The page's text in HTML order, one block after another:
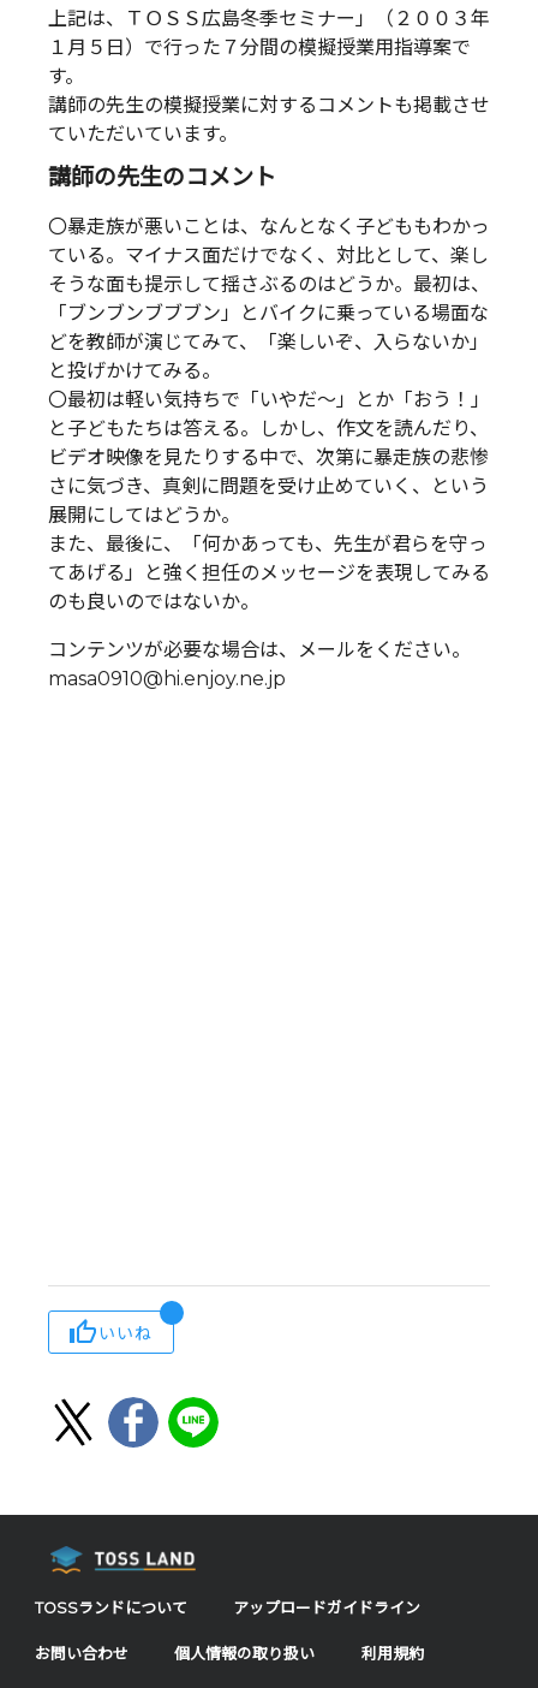
上記は、ＴＯＳＳ広島冬季セミナー」（２００３年
１月５日）で行った７分間の模擬授業用指導案で
す。
講師の先生の模擬授業に対するコメントも掲載させ
ていただいています。
講師の先生のコメント
〇暴走族が悪いことは、なんとなく子どももわかっ
ている。マイナス面だけでなく、対比として、楽し
そうな面も提示して揺さぶるのはどうか。最初は、
「ブンブンブブブン」とバイクに乗っている場面な
どを教師が演じてみて、「楽しいぞ、入らないか」
と投げかけてみる。
〇最初は軽い気持ちで「いやだ～」とか「おう！」
と子どもたちは答える。しかし、作文を読んだり、
ビデオ映像を見たりする中で、次第に暴走族の悲惨
さに気づき、真剣に問題を受け止めていく、という
展開にしてはどうか。
また、最後に、「何かあっても、先生が君らを守っ
てあげる」と強く担任のメッセージを表現してみる
のも良いのではないか。
コンテンツが必要な場合は、メールをください。
masa0910@hi.enjoy.ne.jp
いいね
TOSSランドについて アップロードガイドライン
お問い合わせ 個人情報の取り扱い 利用規約